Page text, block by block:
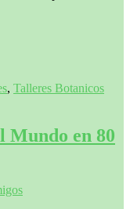
, Talleres Botanicos
Mundo en 80